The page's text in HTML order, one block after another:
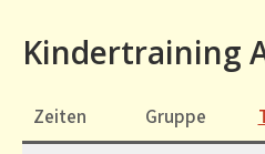
Kindertraining
Zeiten Gruppe